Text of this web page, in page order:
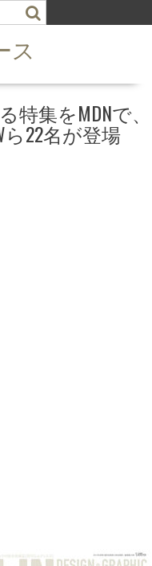
ス
集をMDNで、
ら22名が登場